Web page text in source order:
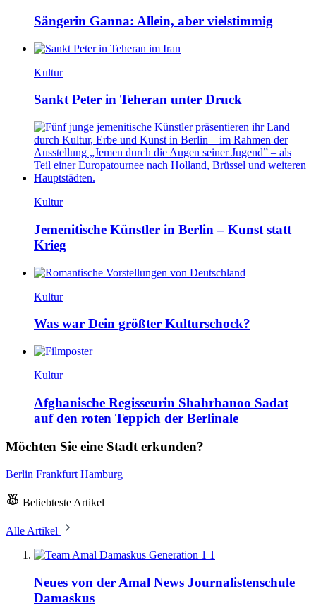
Sängerin Ganna: Allein, aber vielstimmig
Kultur
Sankt Peter in Teheran unter Druck
Kultur
Jemenitische Künstler in Berlin – Kunst statt
Krieg
Kultur
Was war Dein größter Kulturschock?
Kultur
Afghanische Regisseurin Shahrbanoo Sadat
auf den roten Teppich der Berlinale
Möchten Sie eine Stadt erkunden?
Berlin Frankfurt Hamburg
Beliebteste Artikel
Alle Artikel
1
Neues von der Amal News Journalistenschule
Damaskus